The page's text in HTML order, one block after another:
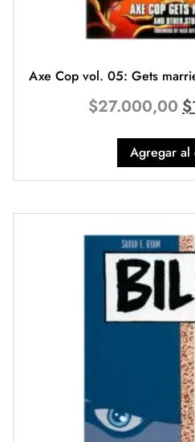
Axe Cop vol. 05: Gets
$27.000,00 $
Agregar al